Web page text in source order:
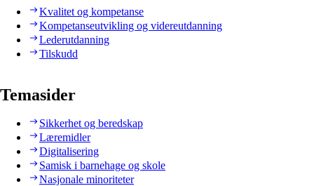
Kvalitet og kompetanse
Kompetanseutvikling og videreutdanning
Lederutdanning
Tilskudd
Temasider
Sikkerhet og beredskap
Læremidler
Digitalisering
Samisk i barnehage og skole
Nasjonale minoriteter